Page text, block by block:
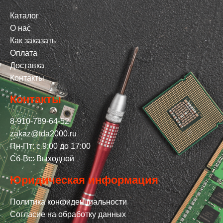
Каталог
О нас
Как заказать
Оплата
Доставка
Контакты
Контакты
8-910-789-64-52
zakaz@tda2000.ru
Пн-Пт: с 9:00 до 17:00
Сб-Вс: Выходной
Юридическая информация
Политика конфиденциальности
Согласие на обработку данных